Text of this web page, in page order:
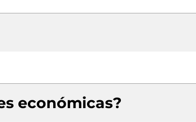
económicas?